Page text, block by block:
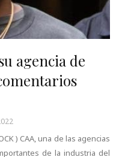
agencia de
) CAA, una de las agencias
de la industria del